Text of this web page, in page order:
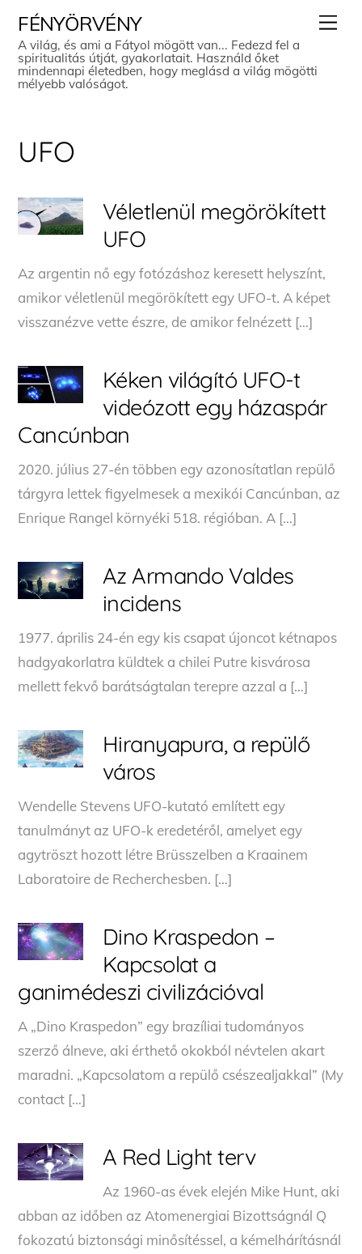
content
FÉNYÖRVÉNY
A világ, és ami a Fátyol mögött van... Fedezd fel a
spiritualitás útját, gyakorlatait. Használd őket
mindennapi életedben, hogy meglásd a világ mögötti
mélyebb valóságot.
UFO
Véletlenül megörökített
UFO
Az argentin nő egy fotózáshoz keresett helyszínt,
amikor véletlenül megörökített egy UFO-t. A képet
visszanézve vette észre, de amikor felnézett […]
Kéken világító UFO-t
videózott egy házaspár
Cancúnban
2020. július 27-én többen egy azonosítatlan repülő
tárgyra lettek figyelmesek a mexikói Cancúnban, az
Enrique Rangel környéki 518. régióban. A […]
Az Armando Valdes
incidens
1977. április 24-én egy kis csapat újoncot kétnapos
hadgyakorlatra küldtek a chilei Putre kisvárosa
mellett fekvő barátságtalan terepre azzal a […]
Hiranyapura, a repülő
város
Wendelle Stevens UFO-kutató említett egy
tanulmányt az UFO-k eredetéről, amelyet egy
agytröszt hozott létre Brüsszelben a Kraainem
Laboratoire de Recherchesben. […]
Dino Kraspedon –
Kapcsolat a
ganimédeszi civilizációval
A „Dino Kraspedon” egy brazíliai tudományos
szerző álneve, aki érthető okokból névtelen akart
maradni. „Kapcsolatom a repülő csészealjakkal” (My
contact […]
A Red Light terv
Az 1960-as évek elején Mike Hunt, aki
abban az időben az Atomenergiai Bizottságnál Q
fokozatú biztonsági minősítéssel, a kémelhárításnál